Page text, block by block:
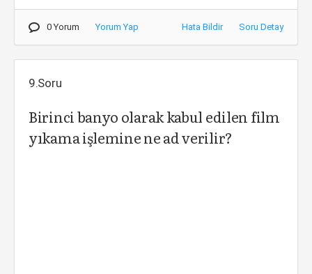
0 Yorum Yorum Yap Hata Bildir Soru Detay
9.Soru
Birinci banyo olarak kabul edilen film
yıkama işlemine ne ad verilir?